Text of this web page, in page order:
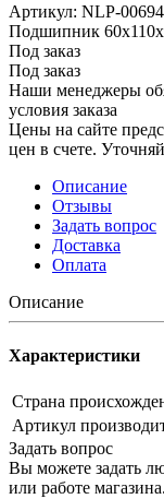
Артикул: NLP-
Подшипник
Под заказ
Под заказ
Наши менеджеры
условия заказа
Цены на сайте
цен в счете.
Описание
Отзывы
Задать вопрос
Доставка
Оплата
Описание
Характеристики
Страна
Артикул
Задать вопрос
Вы можете задать
или работе магазина.